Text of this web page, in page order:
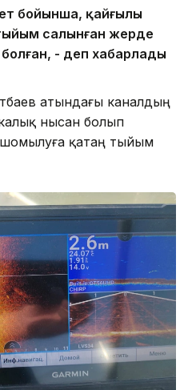
бойынша, қайғылы
салынған жерде
болған, - деп хабарлады
атындағы каналдың
нысан болып
қатаң тыйым